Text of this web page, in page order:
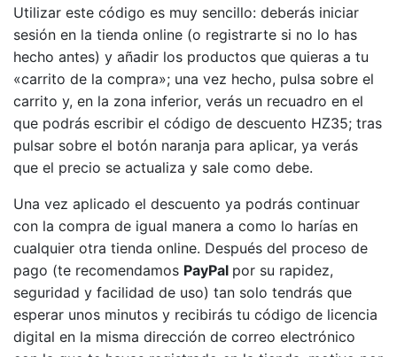
Utilizar este código es muy sencillo: deberás iniciar
sesión en la tienda online (o registrarte si no lo has
hecho antes) y añadir los productos que quieras a tu
«carrito de la compra»; una vez hecho, pulsa sobre el
carrito y, en la zona inferior, verás un recuadro en el
que podrás escribir el código de descuento HZ35; tras
pulsar sobre el botón naranja para aplicar, ya verás
que el precio se actualiza y sale como debe.
Una vez aplicado el descuento ya podrás continuar
con la compra de igual manera a como lo harías en
cualquier otra tienda online. Después del proceso de
pago (te recomendamos PayPal por su rapidez,
seguridad y facilidad de uso) tan solo tendrás que
esperar unos minutos y recibirás tu código de licencia
digital en la misma dirección de correo electrónico